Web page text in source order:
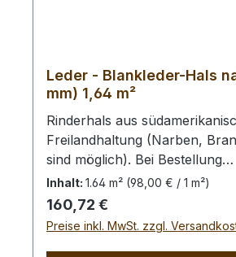
Leder - Blankleder-Hals
mm) 1,64 m²
Rinderhals aus
Freilandhaltung (Narben,
sind möglich). Bei Bestellung
von diesem Stück erhalten Sie
1,64 m² großes Leder. Das
120 cm x 73 cm groß (siehe
Inhalt: 1.64 m² (98,00 € / 1 m²)
Regulärer Preis:
160,72 €
Preise inkl. MwSt. zzgl.